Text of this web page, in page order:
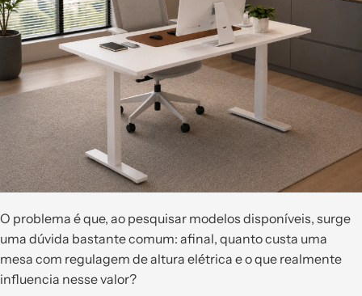
O problema é que, ao pesquisar modelos disponíveis, surge
uma dúvida bastante comum: afinal, quanto custa uma
mesa com regulagem de altura elétrica e o que realmente
influencia nesse valor?